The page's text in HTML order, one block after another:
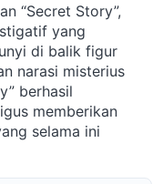
“Secret Story”,
yang
di balik figur
narasi misterius
berhasil
memberikan
selama ini